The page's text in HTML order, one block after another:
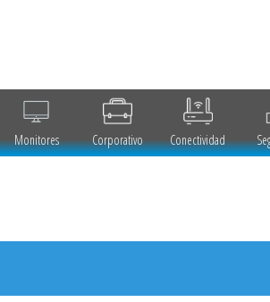
Monitores Corporativo Conectividad